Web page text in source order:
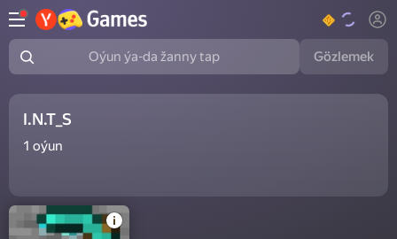
Oýun ýa-da žanny tap Gözlemek
I.N.T_S
1 oýun